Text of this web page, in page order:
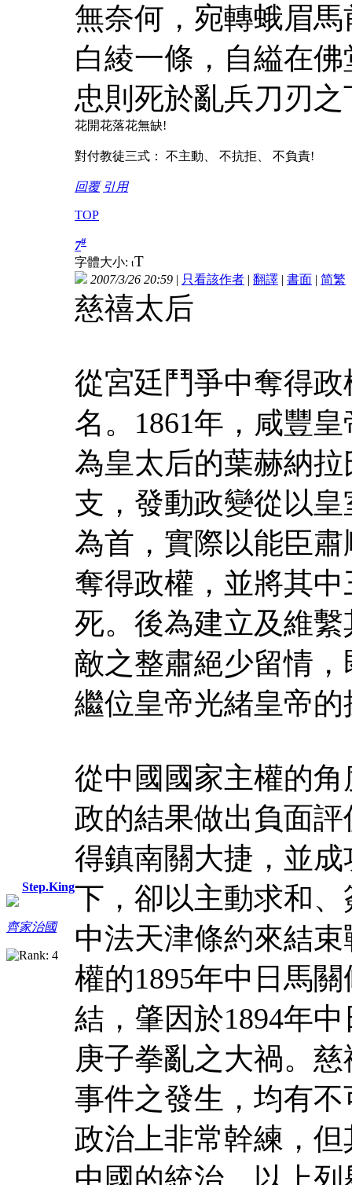
無奈何，宛轉蛾眉
白綾一條，自縊在
忠則死於亂兵刀刃之
花開花落花無缺!
對付教徒三式： 不主動、 不抗拒、 不負責!
回覆 引用
TOP
Step.King
齊家治國
7#
字體大小: tT
2007/3/26 20:59 | 只看該作者 | 翻譯 | 書面 | 简繁
慈禧太后
從宮廷鬥爭中奪得
名。1861年，咸豐
為皇太后的葉赫納
支，發動政變從以
為首，實際以能臣
奪得政權，並將其
死。後為建立及維
敵之整肅絕少留情
繼位皇帝光緒皇帝
從中國國家主權的
政的結果做出負面
得鎮南關大捷，並
下，卻以主動求和
中法天津條約來結
權的1895年中日馬
結，肇因於1894年
庚子拳亂之大禍。
事件之發生，均有
政治上非常幹練，
中國的統治。以上